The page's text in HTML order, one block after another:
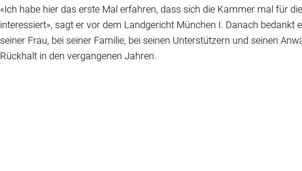
«Ich habe hier das erste Mal erfahren, dass sich die Kammer mal für
interessiert», sagt er vor dem Landgericht München I. Danach bedankt
seiner Frau, bei seiner Familie, bei seinen Unterstützern und seinen
Rückhalt in den vergangenen Jahren.